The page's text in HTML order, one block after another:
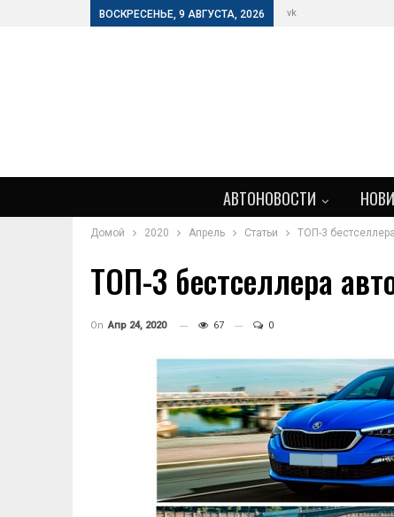
ВОСКРЕСЕНЬЕ, 9 АВГУСТА, 2026 vk
АВТОНОВОСТИ
Домой 2020 Апрель Статьи ТОП-3
ТОП-3 бестселлера
On Апр 24, 2020 67 0